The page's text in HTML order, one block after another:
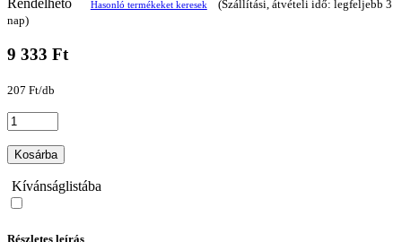
Rendelhető Hasonló termékeket keresek
(Szállítási, átvételi idő: legfeljebb 3
nap)
9 333 Ft
207 Ft/db
Kosárba
Kívánságlistába
Részletes leírás